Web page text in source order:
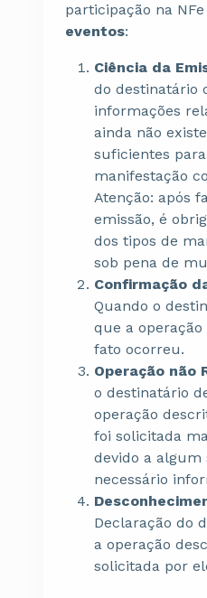
participação na
eventos:
Ciência da
do destinatário
informações
ainda não
suficientes
manifestação
Atenção: após
emissão, é
dos tipos de
sob pena de
Confirmação
Quando o
que a
fato ocorreu.
Operação não
o destinatário
operação
foi solicitada
devido a algum
necessário
Declaração do
a operação
solicitada por